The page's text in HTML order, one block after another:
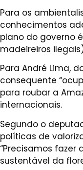
Para os
conhecimentos
plano do governo
madeireiros
Para André Lima,
consequente
para roubar a
internacionais.
Segundo o
políticas de
“Precisamos
sustentável da